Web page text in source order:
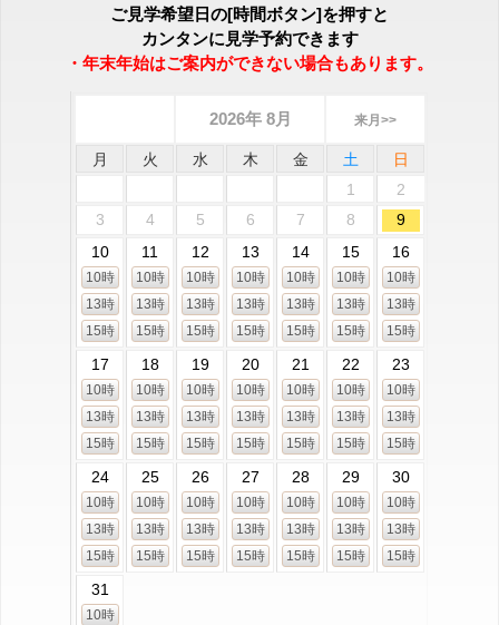
ご見学希望日の[時間ボタン]を押すと
カンタンに見学予約できます
・年末年始はご案内ができない場合もあります。
2026年 8月 来月>>
月 火 水 木 金 土
日
1
2
3
4 5 6 7 8
9
10
10時
13時
15時
11
10時
13時
15時
12
10時
13時
15時
13
10時
13時
15時
14
10時
13時
15時
15
10時
13時
15時
16
10時
13時
15時
17
10時
13時
15時
18
10時
13時
15時
19
10時
13時
15時
20
10時
13時
15時
21
10時
13時
15時
22
10時
13時
15時
23
10時
13時
15時
24
10時
13時
15時
25
10時
13時
15時
26
10時
13時
15時
27
10時
13時
15時
28
10時
13時
15時
29
10時
13時
15時
30
10時
13時
15時
31
10時